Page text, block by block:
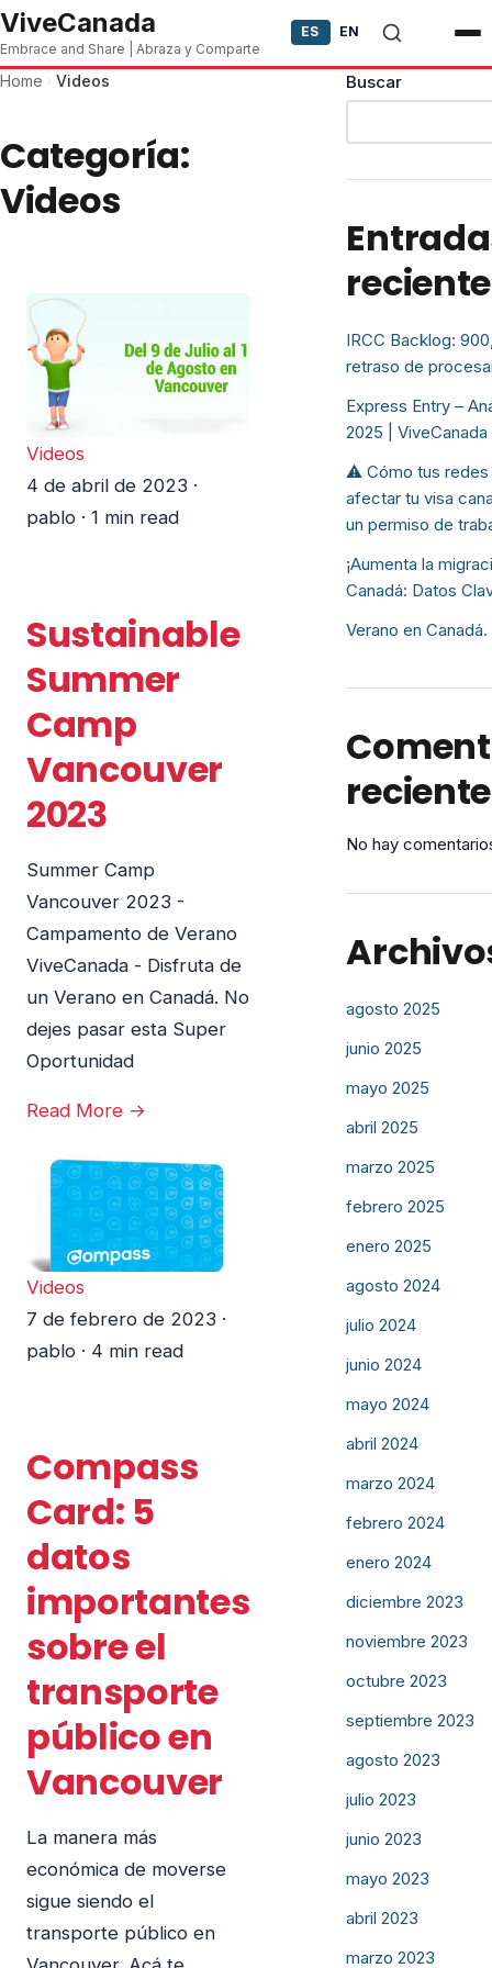
Skip to content
ViveCanada
Embrace and Share | Abraza y Comparte
ES EN
Home Videos
Categoría:
Videos
Videos
4 de abril de 2023 ·
pablo · 1 min read
Sustainable
Summer
Camp
Vancouver
2023
Summer Camp
Vancouver 2023 -
Campamento de Verano
ViveCanada - Disfruta de
un Verano en Canadá. No
dejes pasar esta Super
Oportunidad
Read More →
Videos
7 de febrero de 2023 ·
pablo · 4 min read
Compass
Card: 5
datos
importantes
sobre el
transporte
público en
Vancouver
La manera más
económica de moverse
sigue siendo el
transporte público en
Buscar
IRCC Backlog:
retraso de
Express Entry –
2025 | ViveCanada
⚠️ Cómo tus redes
afectar tu visa
un permiso de
¡Aumenta la
Canadá: Datos
Verano en
No hay
agosto 2025
junio 2025
mayo 2025
abril 2025
marzo 2025
febrero 2025
enero 2025
agosto 2024
julio 2024
junio 2024
mayo 2024
abril 2024
marzo 2024
febrero 2024
enero 2024
diciembre 2023
noviembre 2023
octubre 2023
septiembre 2023
agosto 2023
julio 2023
junio 2023
mayo 2023
abril 2023
marzo 2023